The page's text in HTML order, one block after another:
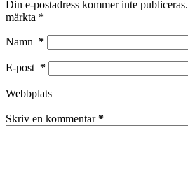
Din e-postadress kommer inte publiceras.
märkta *
Namn *
E-post *
Webbplats
Skriv en kommentar*